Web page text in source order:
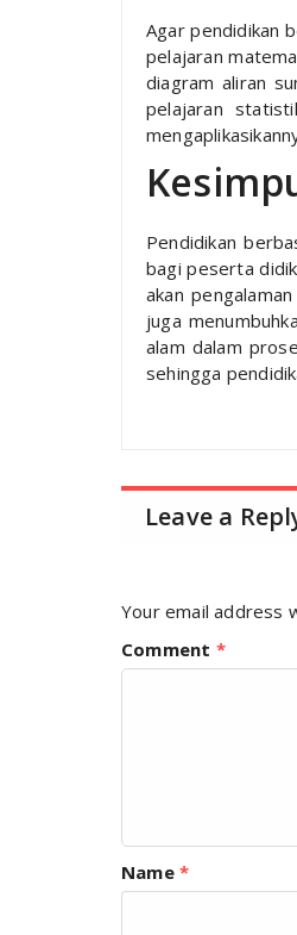
Agar pendidikan
pelajaran
diagram aliran
pelajaran
Pendidikan
bagi peserta
akan
juga
alam dalam
sehingga
Leave a
Your email address
Comment *
Name *